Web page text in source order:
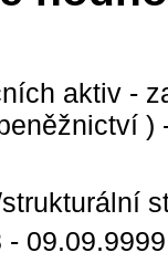
aktiv -
)
- 09.09.9999